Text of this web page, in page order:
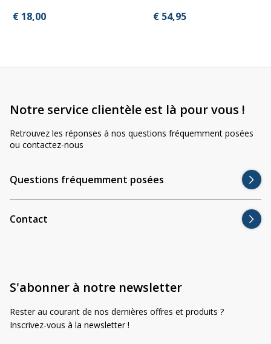
€ 18,00 € 54,95
Notre service clientèle est là pour vous !
Retrouvez les réponses à nos questions fréquemment posées
ou contactez-nous
Questions fréquemment posées
Contact
S'abonner à notre newsletter
Rester au courant de nos dernières offres et produits ?
Inscrivez-vous à la newsletter !